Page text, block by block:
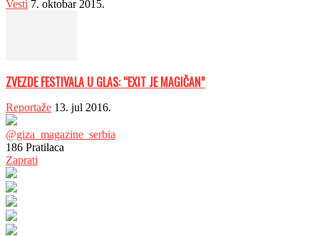
Vesti 7. oktobar 2015.
ZVEZDE FESTIVALA U GLAS: “EXIT JE MAGIČAN”
Reportaže 13. jul 2016.
@giza_magazine_serbia
186 Pratilaca
Zaprati